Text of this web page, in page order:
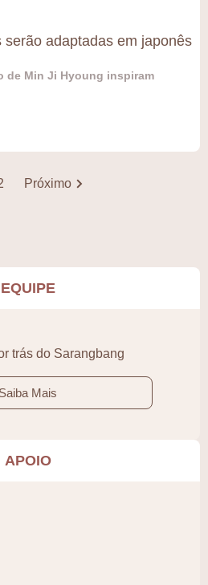
serão adaptadas em japonês
de Min Ji Hyoung inspiram
Próximo
EQUIPE
trás do Sarangbang
Saiba Mais
APOIO